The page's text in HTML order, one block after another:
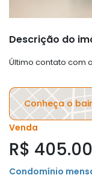
Descrição do
Último contato com
Conheça o
Venda
R$
Condomínio